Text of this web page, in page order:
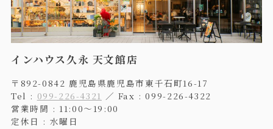
インハウス久永 天文館店
〒892-0842 鹿児島県鹿児島市東千石町16-17
Tel : 099-226-4321 ／ Fax : 099-226-4322
営業時間 : 11:00〜19:00
定休日 : 水曜日